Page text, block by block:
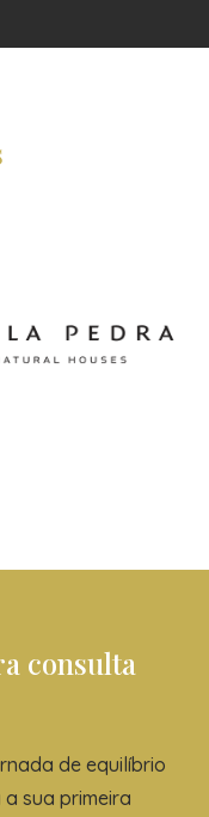
consulta
de equilíbrio
sua primeira